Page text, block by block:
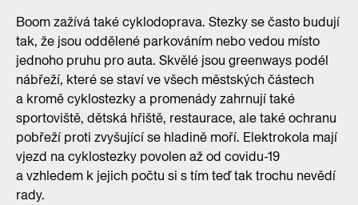
Boom zažívá také cyklodoprava. Stezky se často budují
tak, že jsou oddělené parkováním nebo vedou místo
jednoho pruhu pro auta. Skvělé jsou greenways podél
nábřeží, které se staví ve všech městských částech
a kromě cyklostezky a promenády zahrnují také
sportoviště, dětská hřiště, restaurace, ale také ochranu
pobřeží proti zvyšující se hladině moří. Elektrokola mají
vjezd na cyklostezky povolen až od covidu-19
a vzhledem k jejich počtu si s tím teď tak trochu nevědí
rady.